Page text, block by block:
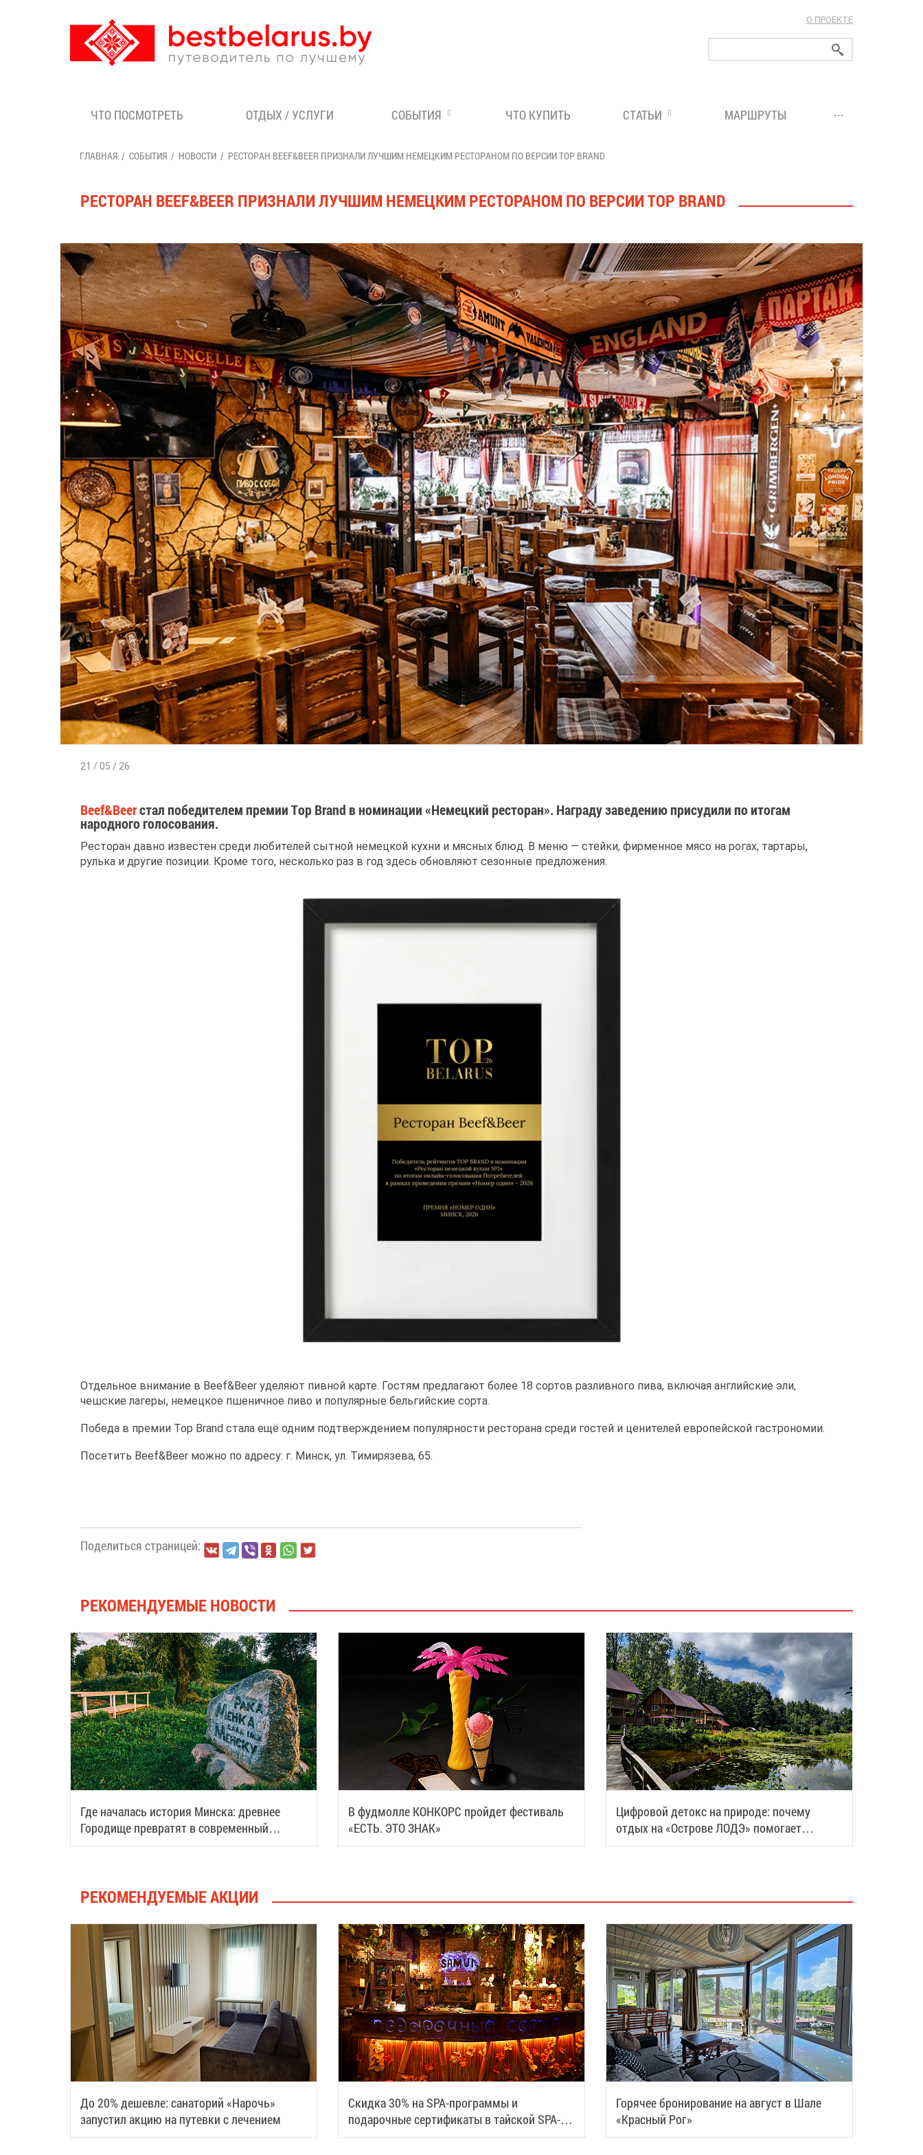
О ПРОЕКТЕ
ЧТО ПОСМОТРЕТЬ ОТДЫХ / УСЛУГИ СОБЫТИЯ ЧТО КУПИТЬ СТАТЬИ МАРШРУТЫ ...
ГЛАВНАЯ СОБЫТИЯ НОВОСТИ РЕСТОРАН BEEF&BEER ПРИЗНАЛИ ЛУЧШИМ НЕМЕЦКИМ РЕСТОРАНОМ ПО ВЕРСИИ TOP BRAND
РЕСТОРАН BEEF&BEER ПРИЗНАЛИ ЛУЧШИМ НЕМЕЦКИМ РЕСТОРАНОМ ПО ВЕРСИИ TOP BRAND
21 / 05 / 26
Beef&Beerстал победителем премии Top Brand в номинации «Немецкий ресторан». Награду заведению присудили по итогам
народного голосования.
Ресторан давно известен среди любителей сытной немецкой кухни и мясных блюд. В меню — стейки, фирменное мясо на рогах, тартары,
рулька и другие позиции. Кроме того, несколько раз в год здесь обновляют сезонные предложения.
Отдельное внимание в Beef&Beer уделяют пивной карте. Гостям предлагают более 18 сортов разливного пива, включая английские эли,
чешские лагеры, немецкое пшеничное пиво и популярные бельгийские сорта.
Победа в премии Top Brand стала ещё одним подтверждением популярности ресторана среди гостей и ценителей европейской гастрономии.
Посетить Beef&Beer можно по адресу: г. Минск, ул. Тимирязева, 65.
Поделиться страницей:
РЕКОМЕНДУЕМЫЕ НОВОСТИ
Где началась история Минска: древнее
Городище превратят в современный
туристический центр
В фудмолле КОНКОРС пройдет фестиваль
«ЕСТЬ. ЭТО ЗНАК»
Цифровой детокс на природе: почему
отдых на «Острове ЛОДЭ» помогает
восстановить силы
РЕКОМЕНДУЕМЫЕ АКЦИИ
До 20% дешевле: санаторий «Нарочь»
запустил акцию на путевки с лечением
Скидка 30% на SPA-программы и
подарочные сертификаты в тайской SPA-
деревне Samui
Горячее бронирование на август в Шале
«Красный Рог»